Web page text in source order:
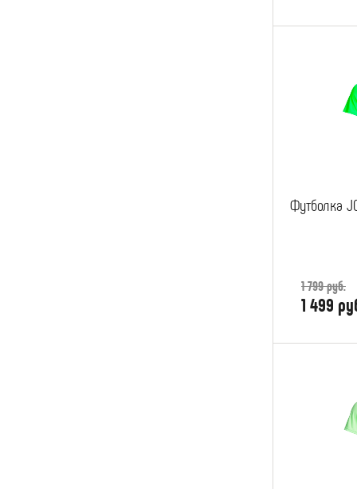
Футболка
1 799 руб.
1 499